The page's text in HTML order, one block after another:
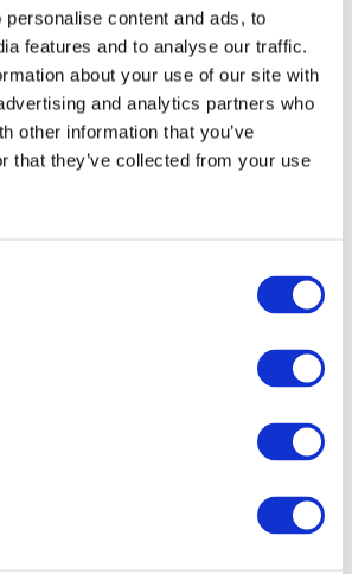
content and ads, to
features and to analyse our traffic.
about your use of our site with
and analytics partners who
other information that you’ve
that they’ve collected from your use